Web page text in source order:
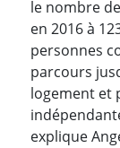
le nombre
en 2016 à
personnes
parcours
logement et
explique